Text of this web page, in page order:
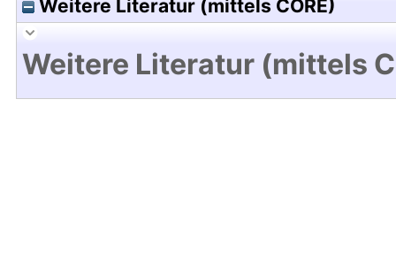
Weitere Literatur (mittels CORE)
Weitere Literatur (mittels